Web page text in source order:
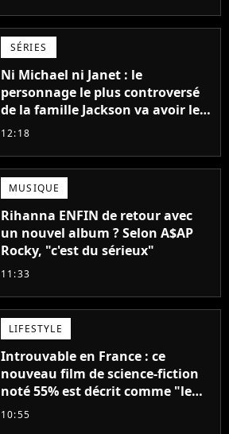
SÉRIES
Ni Michael ni Janet : le
personnage le plus controversé
de la famille Jackson va avoir le
droit à sa propre série
12:18
MUSIQUE
Rihanna ENFIN de retour avec
un nouvel album ? Selon A$AP
Rocky, "c'est du sérieux"
11:33
LIFESTYLE
Introuvable en France : ce
nouveau film de science-fiction
noté 55% est décrit comme "le
plus stupide de l'année"
10:55